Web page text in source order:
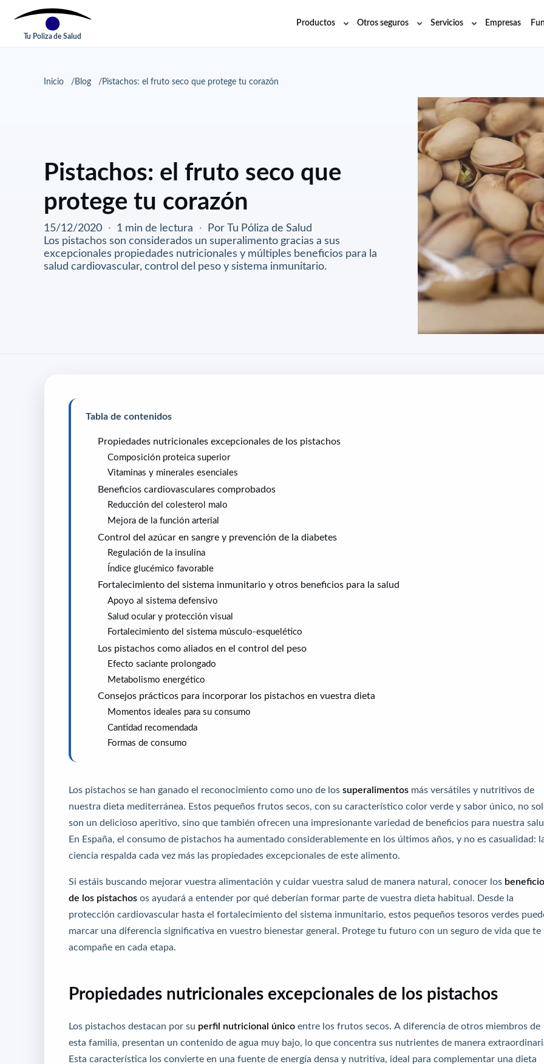
Tu Poliza de Salud
Productos
AbrirOtros seguros
AbrirServicios
AbrirEmpresas
Inicio Blog Pistachos: el fruto seco que protege tu corazón
Pistachos: el fruto seco que
protege tu corazón
15/12/2020 · 1 min de lectura ·
Por Tu Póliza de Salud
Los pistachos son considerados un superalimento gracias a sus
excepcionales propiedades nutricionales y múltiples beneficios para la
salud cardiovascular, control del peso y sistema inmunitario.
Tabla de contenidos
Propiedades nutricionales excepcionales de los pistachos
Composición proteica superior
Vitaminas y minerales esenciales
Beneficios cardiovasculares comprobados
Reducción del colesterol malo
Mejora de la función arterial
Control del azúcar en sangre y prevención de la diabetes
Regulación de la insulina
Índice glucémico favorable
Fortalecimiento del sistema inmunitario y otros beneficios para la salud
Apoyo al sistema defensivo
Salud ocular y protección visual
Fortalecimiento del sistema músculo-esquelético
Los pistachos como aliados en el control del peso
Efecto saciante prolongado
Metabolismo energético
Consejos prácticos para incorporar los pistachos en vuestra dieta
Momentos ideales para su consumo
Cantidad recomendada
Formas de consumo
Los pistachos se han ganado el reconocimiento como uno de los superalimentos más versátiles y nutritivos de
nuestra dieta mediterránea. Estos pequeños frutos secos, con su característico color verde y sabor único, no
son un delicioso aperitivo, sino que también ofrecen una impresionante variedad de beneficios para nuestra
En España, el consumo de pistachos ha aumentado considerablemente en los últimos años, y no es casualidad:
ciencia respalda cada vez más las propiedades excepcionales de este alimento.
Si estáis buscando mejorar vuestra alimentación y cuidar vuestra salud de manera natural, conocer los
de los pistachos os ayudará a entender por qué deberían formar parte de vuestra dieta habitual. Desde la
protección cardiovascular hasta el fortalecimiento del sistema inmunitario, estos pequeños tesoros verdes
marcar una diferencia significativa en vuestro bienestar general. Protege tu futuro con un seguro de vida que te
acompañe en cada etapa
Propiedades nutricionales excepcionales de los pistachos
Los pistachos destacan por su perfil nutricional único entre los frutos secos. A diferencia de otros miembros de
esta familia, presentan un contenido de agua muy bajo, lo que concentra sus nutrientes de manera
Esta característica los convierte en una fuente de energía densa y nutritiva, ideal para complementar una dieta